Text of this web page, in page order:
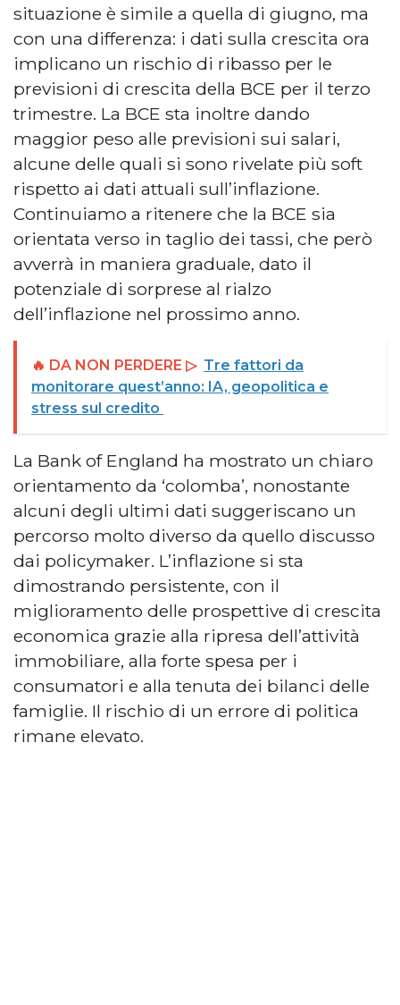
situazione è simile a quella di giugno, ma
con una differenza: i dati sulla crescita ora
implicano un rischio di ribasso per le
previsioni di crescita della BCE per il terzo
trimestre. La BCE sta inoltre dando
maggior peso alle previsioni sui salari,
alcune delle quali si sono rivelate più soft
rispetto ai dati attuali sull’inflazione.
Continuiamo a ritenere che la BCE sia
orientata verso in taglio dei tassi, che però
avverrà in maniera graduale, dato il
potenziale di sorprese al rialzo
dell’inflazione nel prossimo anno.
🔥 DA NON PERDERE ▷ Tre fattori da
monitorare quest’anno: IA, geopolitica e
stress sul credito
La Bank of England ha mostrato un chiaro
orientamento da ‘colomba’, nonostante
alcuni degli ultimi dati suggeriscano un
percorso molto diverso da quello discusso
dai policymaker. L’inflazione si sta
dimostrando persistente, con il
miglioramento delle prospettive di crescita
economica grazie alla ripresa dell’attività
immobiliare, alla forte spesa per i
consumatori e alla tenuta dei bilanci delle
famiglie. Il rischio di un errore di politica
rimane elevato.